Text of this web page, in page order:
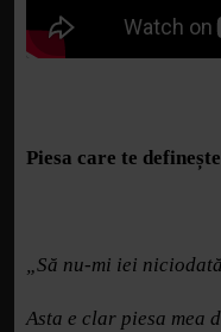
Piesa care te
„Să nu-mi iei
Asta e clar piesa mea